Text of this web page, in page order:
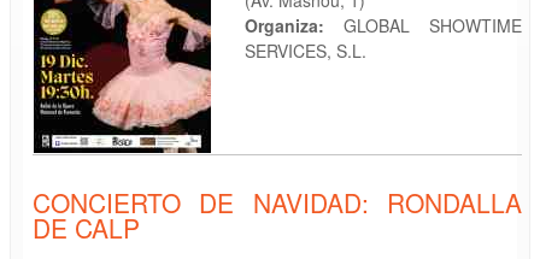
Organiza: GLOBAL SHOWTIME
SERVICES, S.L.
CONCIERTO DE NAVIDAD: RONDALLA
DE CALP